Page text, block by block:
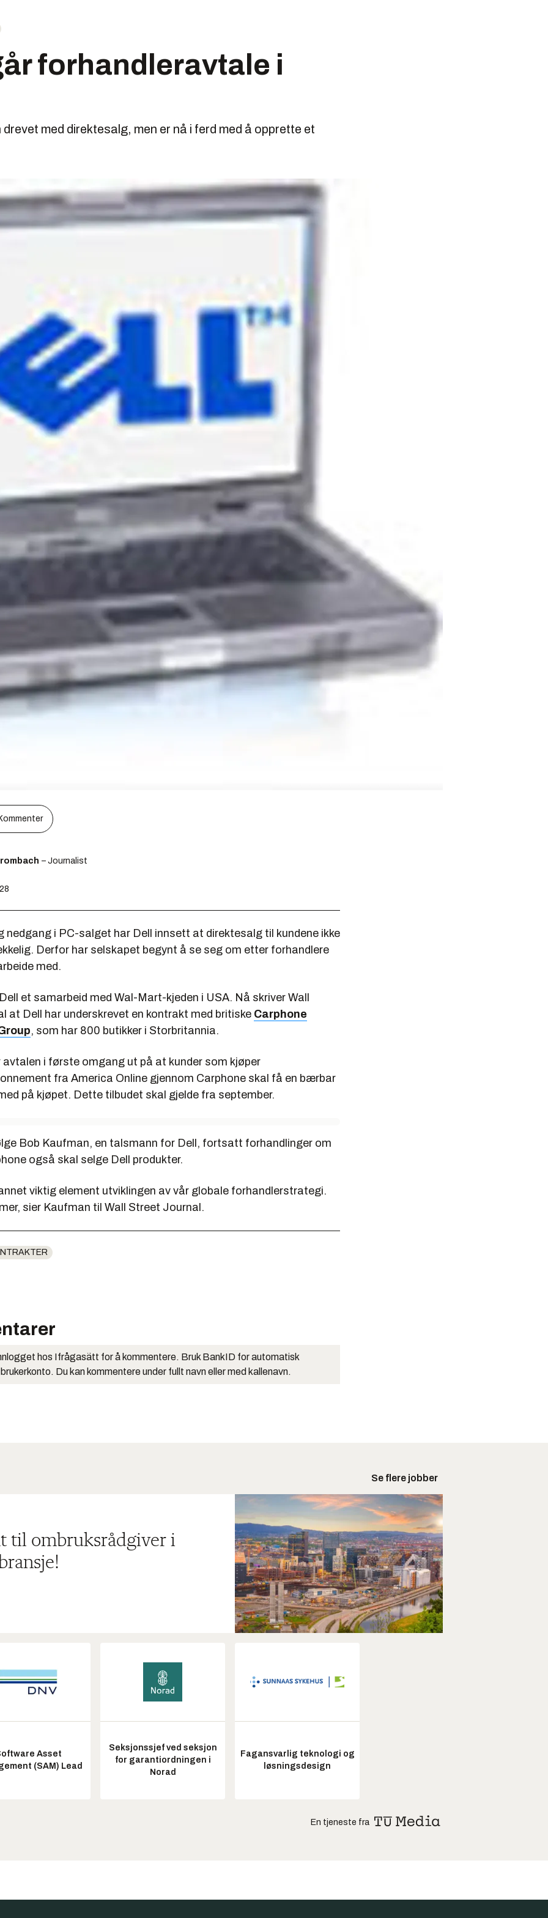
forhandleravtale i
drevet med direktesalg, men er nå i ferd med å opprette et
– Journalist
nedgang i PC-salget har Dell innsett at direktesalg til kundene ikke
Derfor har selskapet begynt å se seg om etter forhandlere
med.
et samarbeid med Wal-Mart-kjeden i USA. Nå skriver Wall
at Dell har underskrevet en kontrakt med britiske Carphone
, som har 800 butikker i Storbritannia.
avtalen i første omgang ut på at kunder som kjøper
fra America Online gjennom Carphone skal få en bærbar
på kjøpet. Dette tilbudet skal gjelde fra september.
Bob Kaufman, en talsmann for Dell, fortsatt forhandlinger om
også skal selge Dell produkter.
viktig element utviklingen av vår globale forhandlerstrategi.
sier Kaufman til Wall Street Journal.
hos Ifrågasätt for å kommentere. Bruk BankID for automatisk
Du kan kommentere under fullt navn eller med kallenavn.
Se flere jobber
til ombruksrådgiver i
Asset
(SAM) Lead
Seksjonssjef ved seksjon
for garantiordningen i
Norad
Fagansvarlig teknologi og
løsningsdesign
En tjeneste fra